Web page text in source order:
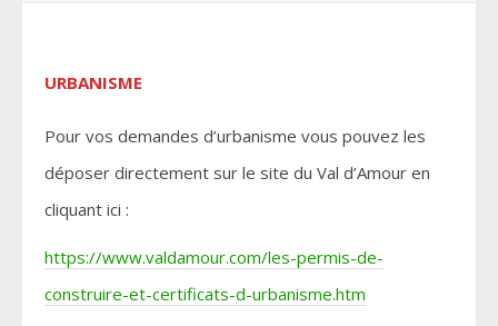
URBANISME
Pour vos demandes d’urbanisme vous pouvez les
déposer directement sur le site du Val d’Amour en
cliquant ici :
https://www.valdamour.com/les-permis-de-
construire-et-certificats-d-urbanisme.htm